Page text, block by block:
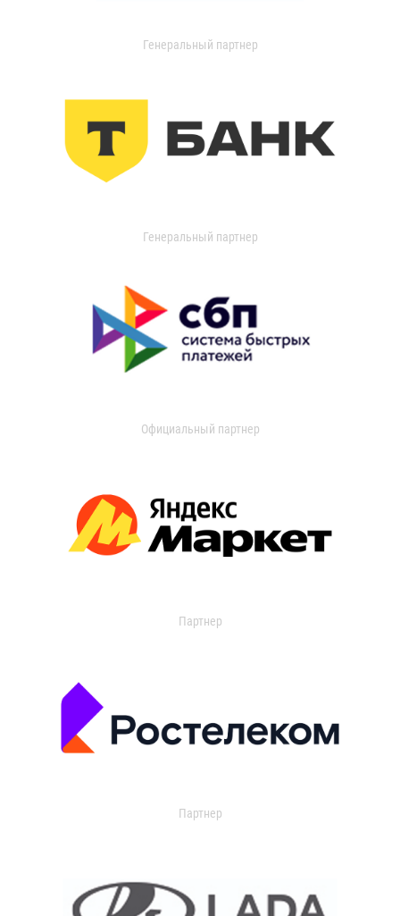
Генеральный партнер
Генеральный партнер
Официальный партнер
Партнер
Партнер